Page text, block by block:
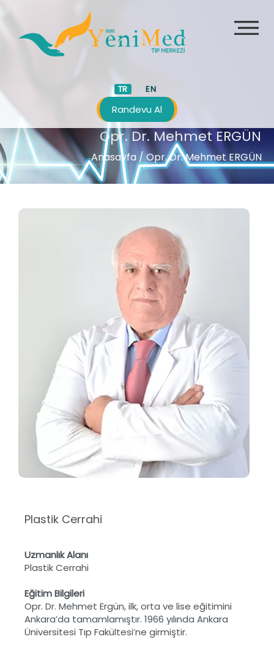
TR EN
Randevu Al
Opr. Dr. Mehmet ERGÜN
Anasayfa / Opr. Dr. Mehmet ERGÜN
Plastik Cerrahi
Uzmanlık Alanı
Plastik Cerrahi
Eğitim Bilgileri
Opr. Dr. Mehmet Ergün, ilk, orta ve lise eğitimini
Ankara’da tamamlamıştır. 1966 yılında Ankara
Üniversitesi Tıp Fakültesi’ne girmiştir.